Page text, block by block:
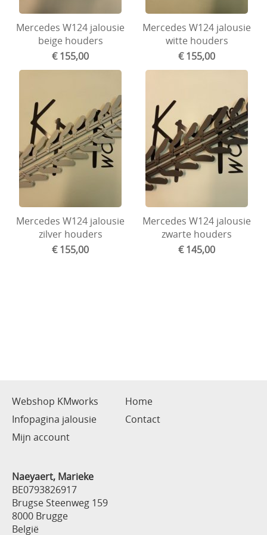
Ford
Wartburg
Velgen en spoorverbreders
Handleiding/vervangonderdelen jalousie
Honda
Mini
Mercedes W124 jalousie
beige houders
€ 155,00
Mercedes W124 jalousie
witte houders
€ 155,00
Mercedes W124 jalousie
zilver houders
€ 155,00
Mercedes W124 jalousie
zwarte houders
€ 145,00
Webshop KMworks
Home
Infopagina jalousie
Contact
Mijn account
Naeyaert, Marieke
BE0793826917
Brugse Steenweg 159
8000 Brugge
België